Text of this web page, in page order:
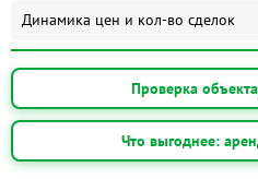
Динамика цен и кол-во сделок
Проверка
Что выгоднее: